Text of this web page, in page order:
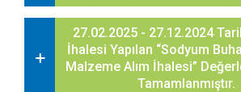
27.02.2025 - 27.12.2024
İhalesi Yapılan “Sodyum
Malzeme Alım İhalesi”
Tamamlanmıştır.